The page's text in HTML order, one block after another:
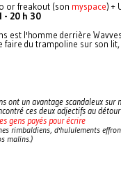
or freakout (son myspace) +
- 20 h 30
est l'homme derrière
faire du trampoline sur son
ont un avantage scandaleux
ces deux adjectifs au détour
gens payés pour écrire
rimbaldiens, d'hululements
malins.)